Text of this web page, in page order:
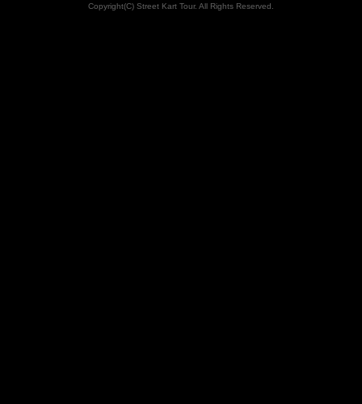
Copyright(C) Street Kart Tour. All Rights Reserved.